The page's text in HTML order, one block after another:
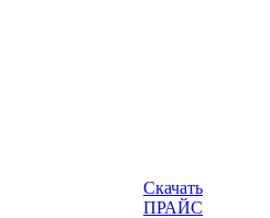
Скачать
ПРАЙС